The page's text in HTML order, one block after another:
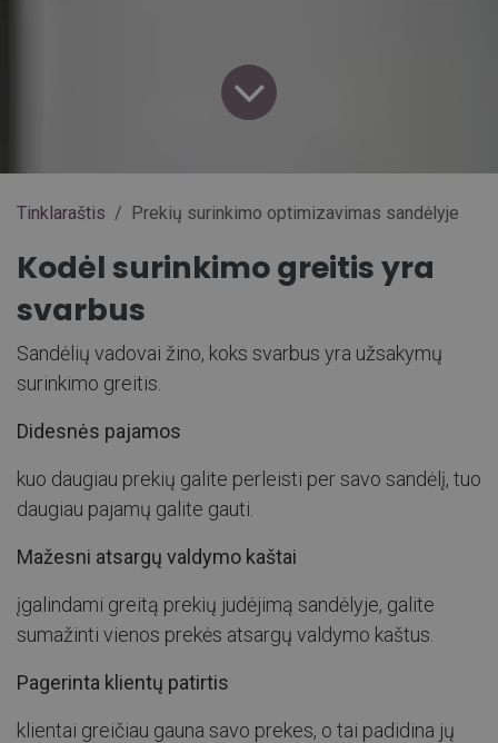
Tinklaraštis Prekių surinkimo optimizavimas sandėlyje
Kodėl surinkimo greitis yra
svarbus
Sandėlių vadovai žino, koks svarbus yra užsakymų
surinkimo greitis.
Didesnės pajamos
kuo daugiau prekių galite perleisti per savo sandėlį, tuo
daugiau pajamų galite gauti.
Mažesni atsargų valdymo kaštai
įgalindami greitą prekių judėjimą sandėlyje, galite
sumažinti vienos prekės atsargų valdymo kaštus.
Pagerinta klientų patirtis
klientai greičiau gauna savo prekes, o tai padidina jų